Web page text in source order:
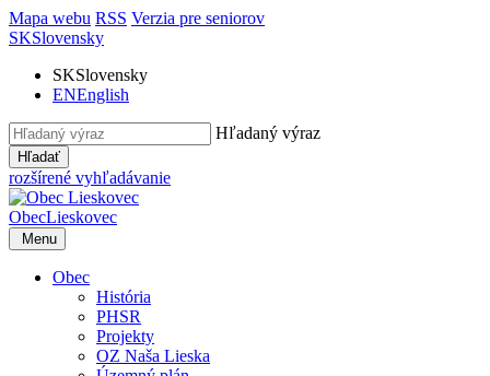
Mapa webu RSS Verzia pre seniorov
SKSlovensky
SKSlovensky
ENEnglish
Hľadaný výraz
Hľadať
rozšírené vyhľadávanie
ObecLieskovec
Menu
Obec
História
PHSR
Projekty
OZ Naša Lieska